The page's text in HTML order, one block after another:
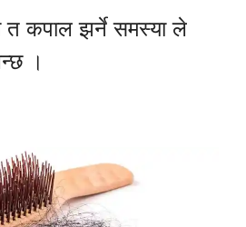
त कपाल झर्ने समस्या ले
।